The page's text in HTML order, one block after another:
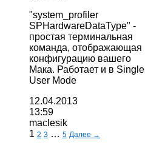
"system_profiler
SPHardwareDataType" -
простая терминальная
команда, отображающая
конфигурацию вашего
Мака. Работает и в Single
User Mode
12.04.2013
13:59
maclesik
1 2 3 … 5 Далее →